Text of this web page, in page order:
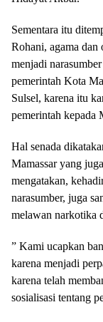
Sementara itu
Rohani, agama dan
menjadi
pemerintah Kota
Sulsel, karena itu
pemerintah kepada
Hal senada
Mamassar yang
mengatakan,
narasumber, juga
melawan narkotika
” Kami ucapkan
karena menjadi
karena telah
sosialisasi tentang